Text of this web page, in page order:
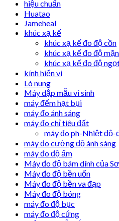
hiệu chuẩn
Huatao
Jameheal
khúc xạ kế
khúc xạ kế đo độ cồn
khúc xạ kế đo độ mặn
khúc xạ kế đo độ
kính hiển vi
Lò nung
Máy dập mẫu vi sinh
máy đếm hạt bụi
máy đo ánh sáng
máy đo chỉ tiêu đất
máy đo ph-Nhiệt độ-
máy đo cường độ ánh sáng
máy đo độ ẩm
Máy đo độ bám dính của
Máy đo độ bền uốn
Máy đo độ bền va đạp
Máy đo độ bóng
máy đo độ bục
máy đo độ cứng